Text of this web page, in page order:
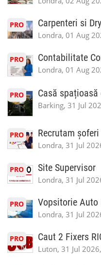
PRO Carpenteri si
Londra, 01 Aug
PRO Contabilitate
Londra, 01 Aug
PRO Casă
Barking, 31 Jul
PRO Recrutam
Londra, 31 Jul
PRO Site Supervisor
Londra, 31 Jul
PRO Vopsitorie Auto
Londra, 31 Jul
PRO Caut 2 Fixers
Luton, 31 Jul